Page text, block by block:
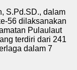
S.Pd.SD., dalam
56 dilaksanakan
Pulaulaut
terdiri dari 241
dalam 7